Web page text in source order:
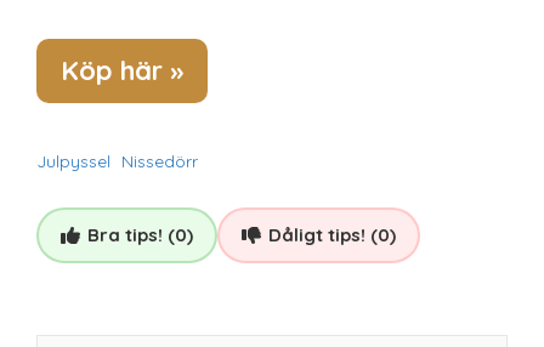
Köp här »
Julpyssel Nissedörr
Bra tips! (0) Dåligt tips! (0)